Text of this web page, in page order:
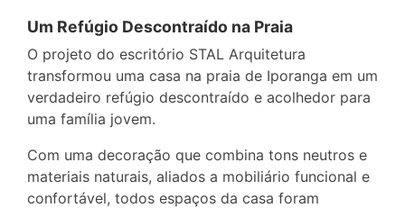
Um Refúgio Descontraído na Praia
O projeto do escritório STAL Arquitetura
transformou uma casa na praia de Iporanga em um
verdadeiro refúgio descontraído e acolhedor para
uma família jovem.
Com uma decoração que combina tons neutros e
materiais naturais, aliados a mobiliário funcional e
confortável, todos espaços da casa foram